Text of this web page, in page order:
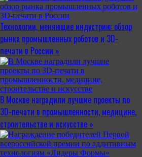
Технологии, меняющие индустрию: обзор
рынка промышленных роботов и 3D-
печати в России »
В Москве наградили лучшие проекты по
3D-печати в промышленности, медицине,
строительстве и искусстве »